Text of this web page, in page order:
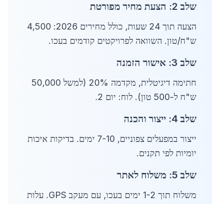
שלב 2: הצעת מחיר מפורטת
הצעה תוך 24 שעות, כולל מחירים 2026: 4,500
ש"ח/טון. השוואה לפרויקטים קודמים בעכו.
שלב 3: אישור הזמנה
חתימה דיגיטלית, מקדמה 20% (למשל 50,000
ש"ח ל-500 טון). לוח: יום 2.
שלב 4: ייצור והכנה
ייצור במפעלים צפוניים, 7-10 ימים. בדיקות איכות
יומיות לפי תקנים.
שלב 5: משלוח לאתר
משלוח תוך 1-2 ימים בעכו, עם מעקב GPS. עלות